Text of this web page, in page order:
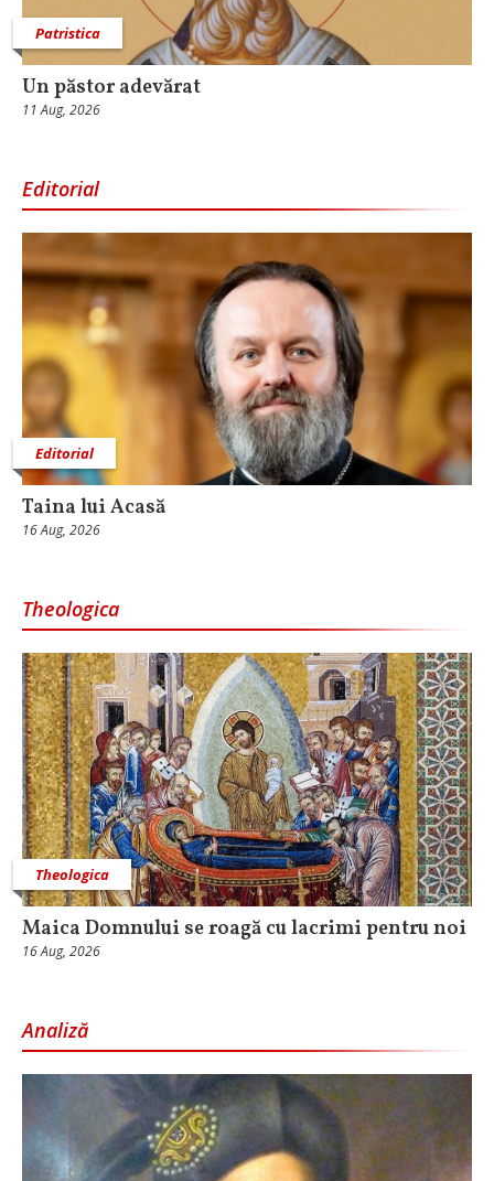
Patristica
Un păstor adevărat
11 Aug, 2026
Editorial
Editorial
Taina lui Acasă
16 Aug, 2026
Theologica
Theologica
Maica Domnului se roagă cu lacrimi pentru noi
16 Aug, 2026
Analiză